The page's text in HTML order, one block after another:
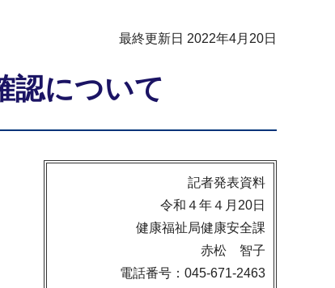
最終更新日 2022年4月20日
認について
記者発表資料
令和４年４月20日
健康福祉局健康安全課
赤松 智子
電話番号：045-671-2463